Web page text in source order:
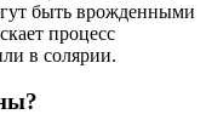
быть врожденными
процесс
в солярии.